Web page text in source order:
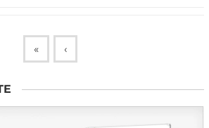
« ‹